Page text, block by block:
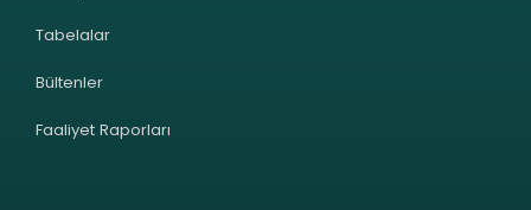
Tabelalar
Bültenler
Faaliyet Raporları